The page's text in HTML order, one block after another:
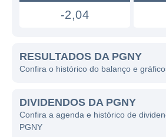
-2,04
RESULTADOS DA PGNY
Confira o histórico do balanço e
DIVIDENDOS DA PGNY
Confira a agenda e histórico de
PGNY